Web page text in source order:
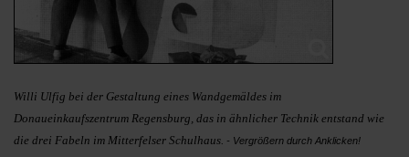
Willi Ulfig bei der Gestaltung eines Wandgemäldes im
Donaueinkaufszentrum Regensburg, das in ähnlicher Technik entstand wie
die drei Fabeln im Mitterfelser Schulhaus. - Vergrößern durch Anklicken!